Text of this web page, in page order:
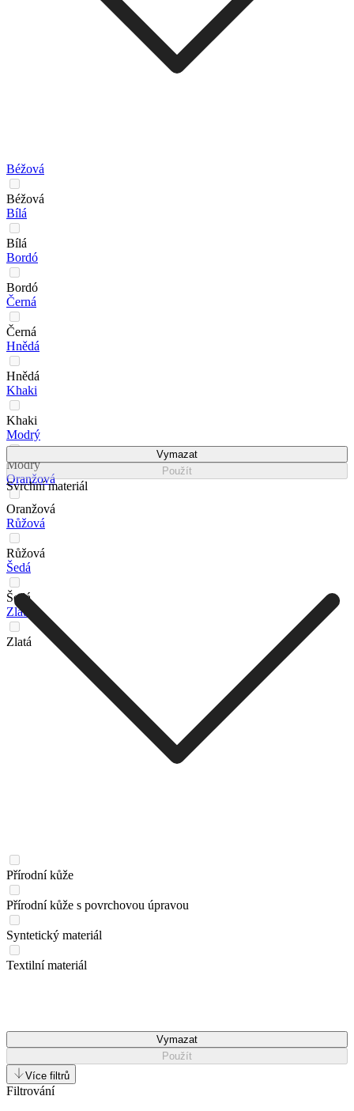
Béžová
Béžová
Bílá
Bílá
Bordó
Bordó
Černá
Černá
Hnědá
Hnědá
Khaki
Khaki
Modrý
Modrý
Oranžová
Oranžová
Růžová
Růžová
Šedá
Šedá
Zlatá
Zlatá
Vymazat
Použít
Svrchní materiál
Přírodní kůže
Přírodní kůže s povrchovou úpravou
Syntetický materiál
Textilní materiál
Vymazat
Použít
Více filtrů
Filtrování